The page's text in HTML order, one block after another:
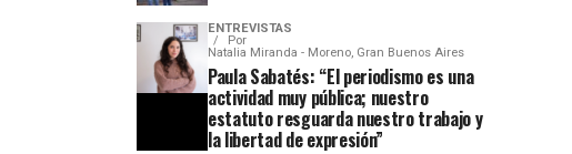
ENTREVISTAS
Por
Natalia Miranda - Moreno, Gran Buenos Aires
Paula Sabatés: “El periodismo es una
actividad muy pública; nuestro
estatuto resguarda nuestro trabajo y
la libertad de expresión”